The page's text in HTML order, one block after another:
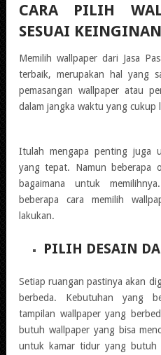
CARA PILIH
SESUAI KEINGINAN
Memilih wallpaper dari Jasa
terbaik, merupakan hal yang
pemasangan wallpaper atau
dalam jangka waktu yang cukup
Itulah mengapa penting juga
yang tepat. Namun beberapa
bagaimana untuk
beberapa cara memilih
lakukan.
PILIH DESAIN
Setiap ruangan pastinya akan
berbeda. Kebutuhan yang
tampilan wallpaper yang
butuh wallpaper yang bisa
untuk kamar tidur yang butuh